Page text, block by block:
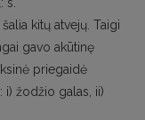
šalia kitų atvejų. Taigi
gavo akūtinę
priegaidė
žodžio galas, ii)